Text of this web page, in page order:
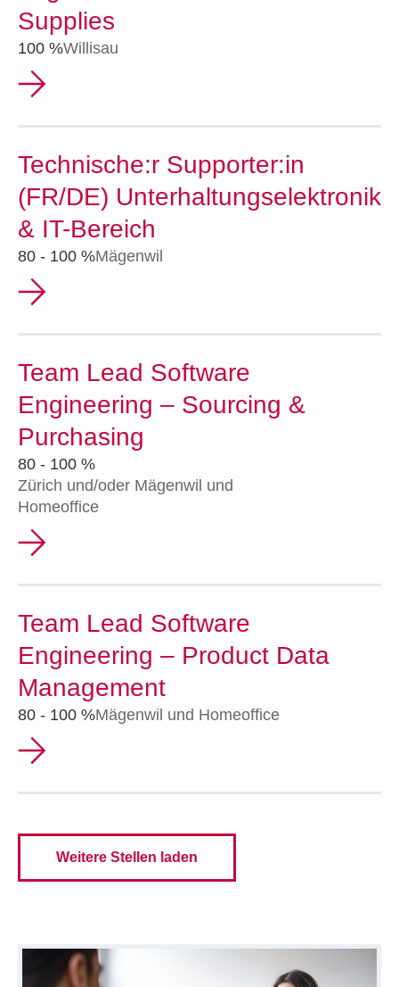
Supplies
100 %Willisau
Technische:r Supporter:in
(FR/DE) Unterhaltungselektronik
& IT-Bereich
80 - 100 %Mägenwil
Team Lead Software
Engineering – Sourcing &
Purchasing
80 - 100 %
Zürich und/oder Mägenwil und
Homeoffice
Team Lead Software
Engineering – Product Data
Management
80 - 100 %Mägenwil und Homeoffice
Weitere Stellen laden